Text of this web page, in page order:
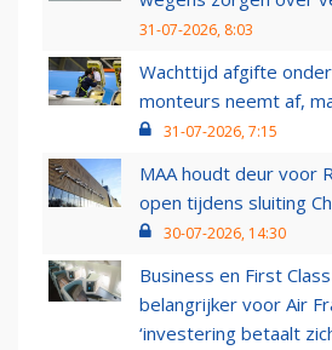
31-07-2026, 8:03
Wachttijd afgifte
monteurs neemt af,
31-07-2026, 7:15
MAA houdt deur voor
open tijdens sluiting
30-07-2026, 14:30
Business en First
belangrijker voor Air
‘investering betaalt